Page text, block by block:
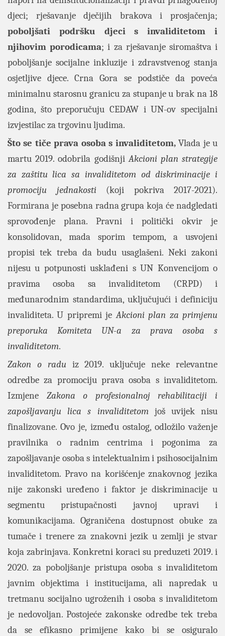
djeci; rješavanje dječijih brakova i prosjačenja;
poboljšati podršku djeci s invaliditetom i
njihovim porodicama; i za rješavanje siromaštva i
poboljšanje socijalne inkluzije i zdravstvenog stanja
osjetljive djece. Crna Gora se podstiče da poveća
minimalnu starosnu granicu za stupanje u brak na 18
godina, što preporučuju CEDAW i UN-ov specijalni
izvjestilac za trgovinu ljudima.
Što se tiče prava osoba s invaliditetom,Vlada je u
martu 2019. odobrila godišnjiAkcioni plan strategije
za zaštitu lica sa invaliditetom od diskriminacije i
promociju jednakosti (koji pokriva 2017-2021).
Formirana je posebna radna grupa koja će nadgledati
sprovođenje plana. Pravni i politički okvir je
konsolidovan, mada sporim tempom, a usvojeni
propisi tek treba da budu usaglašeni. Neki zakoni
nijesu u potpunosti usklađeni s UN Konvencijom o
pravima osoba sa invaliditetom (CRPD) i
međunarodnim standardima, uključujući i definiciju
invaliditeta. U pripremi jeAkcioni plan za primjenu
preporuka Komiteta UN-a za prava osoba s
invaliditetom.
Zakon o raduiz 2019. uključuje neke relevantne
odredbe za promociju prava osoba s invaliditetom.
Izmjene Zakona o profesionalnoj rehabilitaciji i
zapošljavanju lica s invaliditetomjoš uvijek nisu
finalizovane. Ovo je, između ostalog, odložilo važenje
pravilnika o radnim centrima i pogonima za
zapošljavanje osoba s intelektualnim i psihosocijalnim
invaliditetom. Pravo na korišćenje znakovnog jezika
nije zakonski uređeno i faktor je diskriminacije u
segmentu pristupačnosti javnoj upravi i
komunikacijama. Ograničena dostupnost obuke za
tumače i trenere za znakovni jezik u zemlji je stvar
koja zabrinjava. Konkretni koraci su preduzeti 2019. i
2020. za poboljšanje pristupa osoba s invaliditetom
javnim objektima i institucijama, ali napredak u
tretmanu socijalno ugroženih i osoba s invaliditetom
je nedovoljan. Postojeće zakonske odredbe tek treba
da se efikasno primijene kako bi se osiguralo